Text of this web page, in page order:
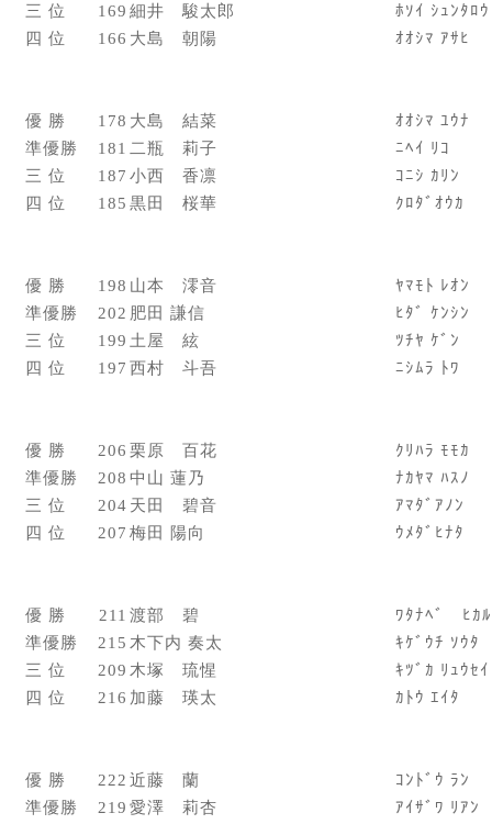
三 位
169 細井 駿太郎
ﾎｿｲ ｼｭﾝﾀﾛｳ
四 位
166 大島 朝陽 ｵｵｼﾏ ｱｻﾋ
優 勝 178 大島 結菜
ｵｵｼﾏ ﾕｳﾅ
準優勝
181 二瓶 莉子
ﾆﾍｲ ﾘｺ
三 位
187 小西 香凛
ｺﾆｼ ｶﾘﾝ
四 位
185 黒田 桜華 ｸﾛﾀﾞｵｳｶ
優 勝 198 山本 澪音
ﾔﾏﾓﾄ ﾚｵﾝ
準優勝
202 肥田 謙信
ﾋﾀﾞ ｹﾝｼﾝ
三 位
199 土屋 絃
ﾂﾁﾔ ｹﾞﾝ
四 位
197 西村 斗吾 ﾆｼﾑﾗ ﾄﾜ
優 勝 206 栗原 百花
ｸﾘﾊﾗ ﾓﾓｶ
準優勝
208 中山 蓮乃
ﾅｶﾔﾏ ﾊｽﾉ
三 位
204 天田 碧音
ｱﾏﾀﾞｱﾉﾝ
四 位
207 梅田 陽向 ｳﾒﾀﾞﾋﾅﾀ
優 勝 211 渡部 碧
ﾜﾀﾅﾍﾞ ﾋｶﾙ
準優勝
215 木下内 奏太
ｷｹﾞｳﾁ ｿｳﾀ
三 位
209 木塚 琉惺
ｷﾂﾞｶ ﾘｭｳｾｲ
四 位
216 加藤 瑛太 ｶﾄｳ ｴｲﾀ
優 勝 222 近藤 蘭
ｺﾝﾄﾞｳ ﾗﾝ
準優勝
219 愛澤 莉杏
ｱｲｻﾞﾜ ﾘｱﾝ